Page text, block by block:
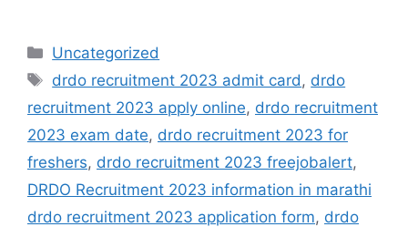
Categories
Uncategorized
Tags
drdo recruitment 2023 admit card, drdo
recruitment 2023 apply online, drdo recruitment
2023 exam date, drdo recruitment 2023 for
freshers, drdo recruitment 2023 freejobalert,
DRDO Recruitment 2023 information in marathi
drdo recruitment 2023 application form, drdo